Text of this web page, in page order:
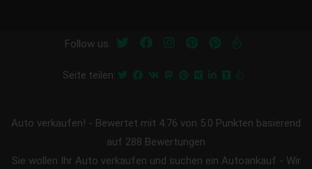
Follow us:
Seite teilen:
Auto verkaufen! - Bewertet mit 4.76 von 5.0 Punkten basierend
auf 288 Bewertungen
Sie wollen Ihr Auto verkaufen und suchen ein Autoankauf - Wir